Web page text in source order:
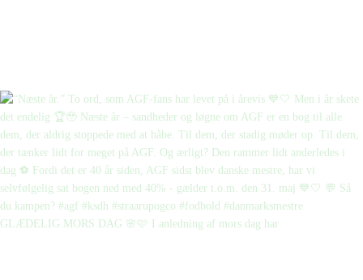
GLÆDELIG MORS DAG 🌸🩷 I anledning af mors dag har